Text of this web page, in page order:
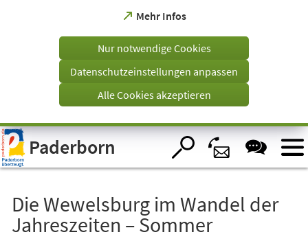
Visuelle
Assistenzsoftware
öffnen.
Mehr Infos
(Öffnet
einem
Tab)
Nur notwendige Cookies
Datenschutzeinstellungen anpassen
Alle Cookies akzeptieren
Paderborn
Die Wewelsburg im Wandel der
Jahreszeiten – Sommer